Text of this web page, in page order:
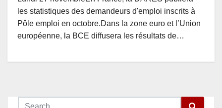
les statistiques des demandeurs d'emploi inscrits à
Pôle emploi en octobre.Dans la zone euro et l’Union
européenne, la BCE diffusera les résultats de…